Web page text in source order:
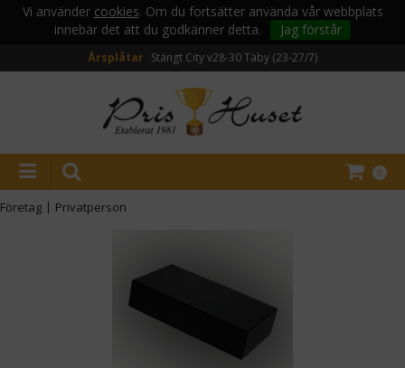
Vi använder cookies. Om du fortsätter använda vår webbplats
innebär det att du godkänner detta.
Jag förstår
Årsplåtar Stängt City v28-30Täby (23-27/7)
0
Företag | Privatperson